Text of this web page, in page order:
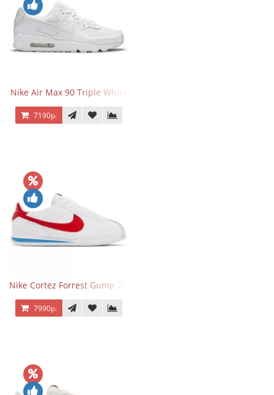
Nike Air Max 90 Triple White
7190р.
Nike Cortez Forrest Gump 2024
7990р.